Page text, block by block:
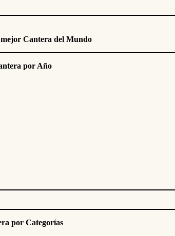
Cantera del Mundo
por Año
por Categorías